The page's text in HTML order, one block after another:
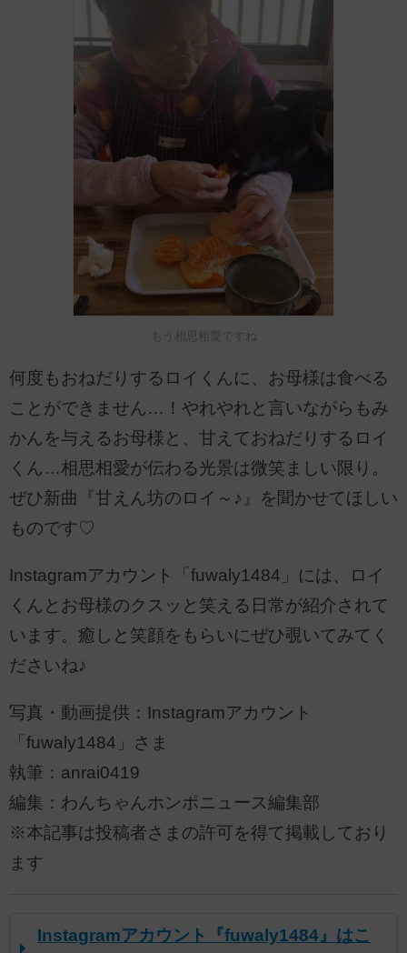
もう相思相愛ですね
何度もおねだりするロイくんに、お母様は食べる
ことができません…！やれやれと言いながらもみ
かんを与えるお母様と、甘えておねだりするロイ
くん…相思相愛が伝わる光景は微笑ましい限り。
ぜひ新曲『甘えん坊のロイ～♪』を聞かせてほしい
ものです♡
Instagramアカウント「fuwaly1484」には、ロイ
くんとお母様のクスッと笑える日常が紹介されて
います。癒しと笑顔をもらいにぜひ覗いてみてく
ださいね♪
写真・動画提供：Instagramアカウント
「fuwaly1484」さま
執筆：anrai0419
編集：わんちゃんホンポニュース編集部
※本記事は投稿者さまの許可を得て掲載しており
ます
Instagramアカウント『fuwaly1484』はこ